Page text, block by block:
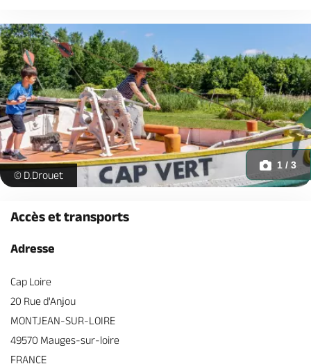
capvert-jardins-caploire-msl-osezmauges -
© D.Drouet
1 / 3
Accès et transports
Adresse
Cap Loire
20 Rue d'Anjou
MONTJEAN-SUR-LOIRE
49570 Mauges-sur-loire
FRANCE